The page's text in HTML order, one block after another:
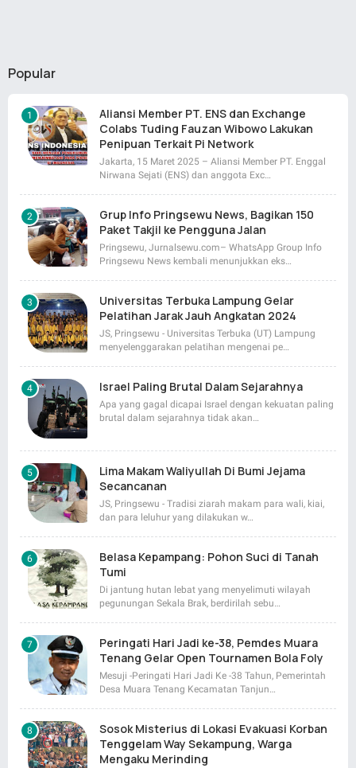
Popular
Aliansi Member PT. ENS dan Exchange
Colabs Tuding Fauzan Wibowo Lakukan
Penipuan Terkait Pi Network
Jakarta, 15 Maret 2025 – Aliansi Member PT. Enggal
Nirwana Sejati (ENS) dan anggota Exc…
Grup Info Pringsewu News, Bagikan 150
Paket Takjil ke Pengguna Jalan
Pringsewu, Jurnalsewu.com– WhatsApp Group Info
Pringsewu News kembali menunjukkan eks…
Universitas Terbuka Lampung Gelar
Pelatihan Jarak Jauh Angkatan 2024
JS, Pringsewu - Universitas Terbuka (UT) Lampung
menyelenggarakan pelatihan mengenai pe…
Israel Paling Brutal Dalam Sejarahnya
Apa yang gagal dicapai Israel dengan kekuatan paling
brutal dalam sejarahnya tidak akan…
Lima Makam Waliyullah Di Bumi Jejama
Secancanan
JS, Pringsewu - Tradisi ziarah makam para wali, kiai,
dan para leluhur yang dilakukan w…
Belasa Kepampang: Pohon Suci di Tanah
Tumi
Di jantung hutan lebat yang menyelimuti wilayah
pegunungan Sekala Brak, berdirilah sebu…
Peringati Hari Jadi ke-38, Pemdes Muara
Tenang Gelar Open Tournamen Bola Foly
Mesuji -Peringati Hari Jadi Ke -38 Tahun, Pemerintah
Desa Muara Tenang Kecamatan Tanjun…
Sosok Misterius di Lokasi Evakuasi Korban
Tenggelam Way Sekampung, Warga
Mengaku Merinding